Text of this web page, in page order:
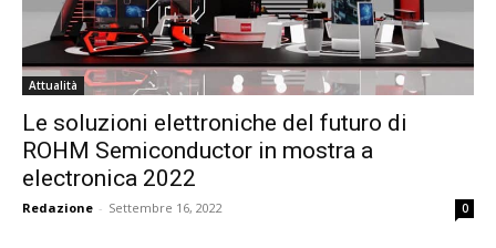
Attualità
Le soluzioni elettroniche del futuro di
ROHM Semiconductor in mostra a
electronica 2022
Redazione - Settembre 16, 2022 0